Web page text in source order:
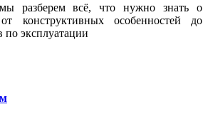
разберем всё, что нужно знать о
конструктивных особенностей до
по эксплуатации